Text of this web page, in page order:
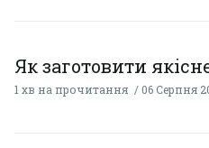
Як заготовити
1 хв на прочитання 06 Серпня